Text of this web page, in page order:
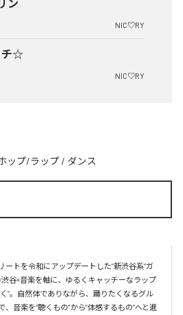
ン
NIC♡RY
チ☆
NIC♡RY
ップ/ラップ / ダンス
トを令和にアップデートした“新渋谷系”ガ
谷×音楽を軸に、ゆるくキャッチーなラップ
”。自然体でありながら、踊りたくなるグル
音楽を“聴くもの”から“体感するもの”へと進